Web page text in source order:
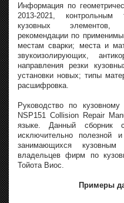
Информация по
2013-2021, контрольным
кузовных элементов,
рекомендации по
местам сварки; места и
звукоизолирующих,
направления резки
установки новых; типы
расшифровка.
Руководство по
NSP151 Collision Repair
языке. Данный сборник
исключительно полезной
занимающихся
владельцев фирм по
Тойота Виос.
Примеры